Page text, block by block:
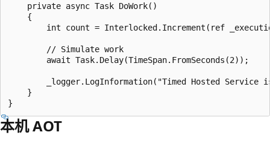
    private async Task DoWork()
    {
int count = Interlocked.Increment(ref
        // Simulate work
        await Task.Delay(TimeSpan.FromSeconds(2));
_logger.LogInformation("Timed Hosted Service
    }
本机 AOT